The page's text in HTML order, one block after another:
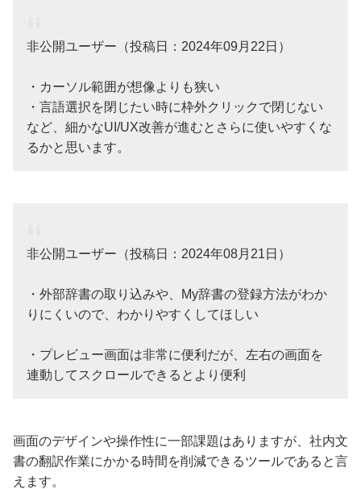
非公開ユーザー（投稿日：2024年09月22日）
・カーソル範囲が想像よりも狭い
・言語選択を閉じたい時に枠外クリックで閉じない
など、細かなUI/UX改善が進むとさらに使いやすくな
るかと思います。
非公開ユーザー（投稿日：2024年08月21日）
・外部辞書の取り込みや、My辞書の登録方法がわか
りにくいので、わかりやすくしてほしい
・プレビュー画面は非常に便利だが、左右の画面を
連動してスクロールできるとより便利
画面のデザインや操作性に一部課題はありますが、社内文
書の翻訳作業にかかる時間を削減できるツールであると言
えます。